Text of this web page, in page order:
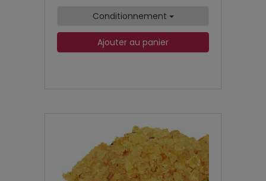
Conditionnement
Ajouter au panier